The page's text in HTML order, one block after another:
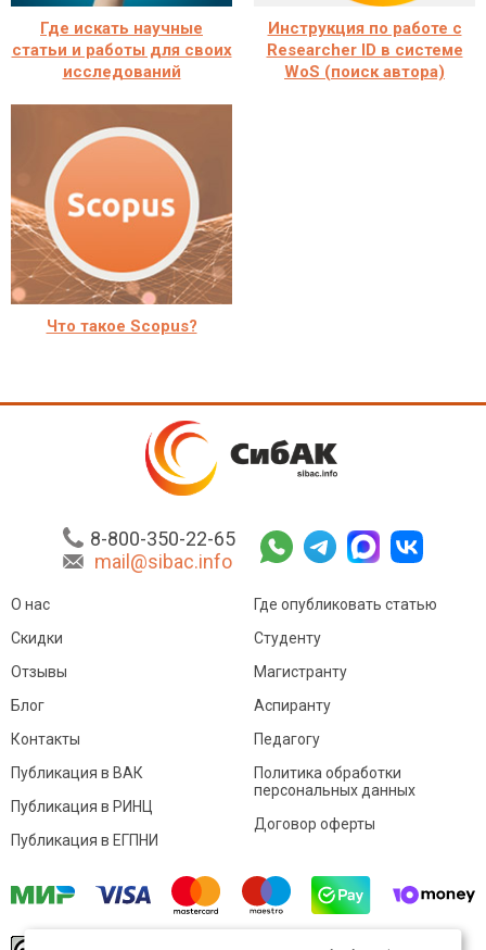
Где искать научные
статьи и работы для своих
исследований
Инструкция по работе с
Researcher ID в системе
WoS (поиск автора)
Что такое Scopus?
8-800-350-22-65
mail@sibac.info
О нас
Скидки
Отзывы
Блог
Контакты
Где опубликовать статью
Студенту
Магистранту
Аспиранту
Педагогу
Публикация в ВАК
Публикация в РИНЦ
Публикация в ЕГПНИ
Политика обработки
персональных данных
Договор оферты